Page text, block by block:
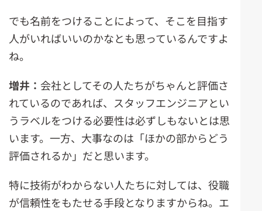
でも名前をつけることによって、そこを目指す
人がいればいいのかなとも思っているんですよ
ね。
増井： 会社としてその人たちがちゃんと評価さ
れているのであれば、スタッフエンジニアとい
うラベルをつける必要性は必ずしもないとは思
います。一方、大事なのは「ほかの部からどう
評価されるか」だと思います。
特に技術がわからない人たちに対しては、役職
が信頼性をもたせる手段となりますからね。エ